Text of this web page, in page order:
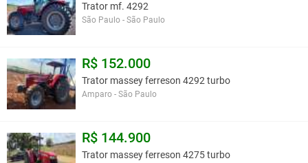
Trator mf. 4292
São Paulo - São Paulo
R$ 152.000
Trator massey ferreson 4292 turbo
Amparo - São Paulo
R$ 144.900
Trator massey ferreson 4275 turbo